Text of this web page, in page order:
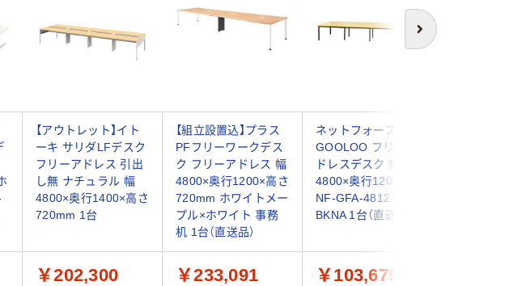
次へ
【アウトレット】イト
ーキ サリダLFデスク
フリーアドレス 引出
し無 ナチュラル 幅
4800×奥行1400×高さ
720mm 1台
【組立設置込】プラス
PFフリーワークデス
ク フリーアドレス 幅
4800×奥行1200×高さ
720mm ホワイトメー
プル×ホワイト 事務
机 1台（直送品）
ネットフォース
GOOLOO フリーア
ドレスデスク 幅
4800×奥行1200mm
NF-GFA-4812-AW-
BKNA 1台（直送品）
￥202,300 ￥233,091 ￥103,675